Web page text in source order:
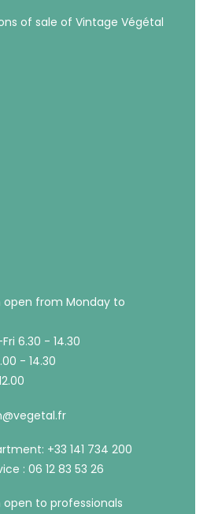
of sale of Vintage Végétal
open from Monday to
6.30 - 14.30
- 14.30
+33 141 734 200
: 06 12 83 53 26
open to professionals